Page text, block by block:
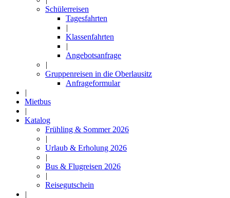
Schülerreisen
Tagesfahrten
|
Klassenfahrten
|
Angebotsanfrage
|
Gruppenreisen in die Oberlausitz
Anfrageformular
|
Mietbus
|
Katalog
Frühling & Sommer 2026
|
Urlaub & Erholung 2026
|
Bus & Flugreisen 2026
|
Reisegutschein
|